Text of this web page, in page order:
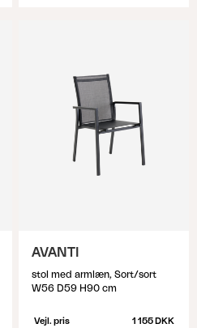
AVANTI
stol med armlæn, Sort/sort
W56 D59 H90 cm
Vejl. pris 1 155 DKK